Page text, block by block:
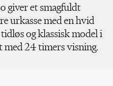
giver et smagfuldt
urkasse med en hvid
og klassisk model i
med 24 timers visning.